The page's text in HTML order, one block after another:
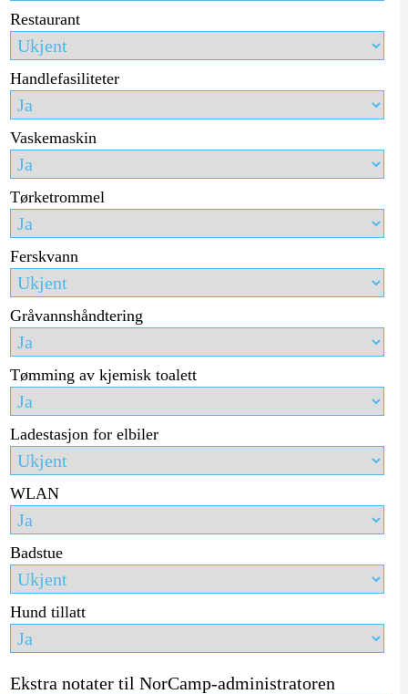
Restaurant
Handlefasiliteter
Vaskemaskin
Tørketrommel
Ferskvann
Gråvannshåndtering
Tømming av kjemisk toalett
Ladestasjon for elbiler
WLAN
Badstue
Hund tillatt
Ekstra notater til NorCamp-administratoren